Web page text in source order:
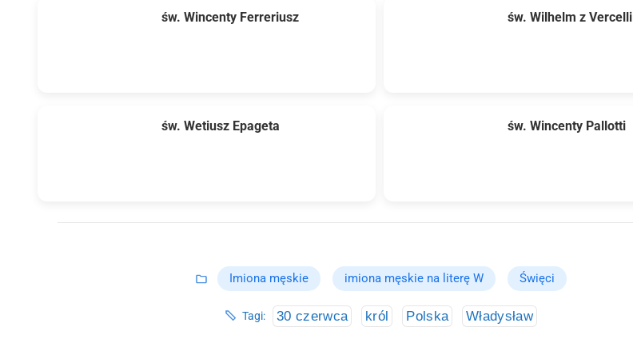
św. Wincenty Ferreriusz św. Wilhelm z Vercelli
św. Wetiusz Epageta św. Wincenty Pallotti
Imiona męskie imiona męskie na literę W Święci
Tagi: 30 czerwca król Polska Władysław